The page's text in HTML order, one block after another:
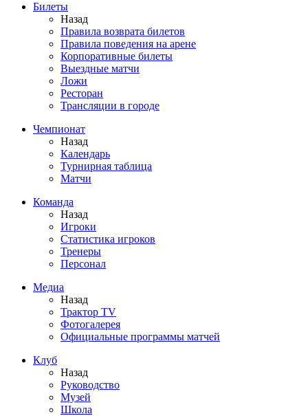
Билеты
Назад
Правила возврата билетов
Правила поведения на арене
Корпоративные билеты
Выездные матчи
Ложи
Ресторан
Трансляции в городе
Чемпионат
Назад
Календарь
Турнирная таблица
Матчи
Команда
Назад
Игроки
Статистика игроков
Тренеры
Персонал
Медиа
Назад
Трактор TV
Фотогалерея
Официальные программы матчей
Клуб
Назад
Руководство
Музей
Школа